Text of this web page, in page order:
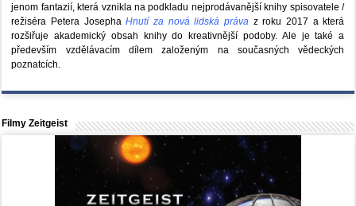
jenom fantazií, která vznikla na podkladu nejprodávanější knihy spisovatele /
režiséra Petera JosephaHnutí za nová lidská právaz roku 2017 a která
rozšiřuje akademický obsah knihy do kreativnější podoby. Ale je také a
především vzdělávacím dílem založeným na současných vědeckých
poznatcích.
Filmy Zeitgeist